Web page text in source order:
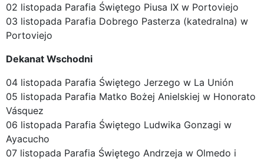
02 listopada Parafia Świętego Piusa IX w Portoviejo
03 listopada Parafia Dobrego Pasterza (katedralna) w
Portoviejo
Dekanat Wschodni
04 listopada Parafia Świętego Jerzego w La Unión
05 listopada Parafia Matko Bożej Anielskiej w Honorato
Vásquez
06 listopada Parafia Świętego Ludwika Gonzagi w
Ayacucho
07 listopada Parafia Świętego Andrzeja w Olmedo i